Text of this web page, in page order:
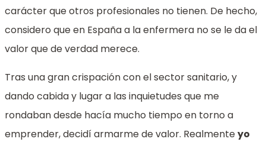
carácter que otros profesionales no tienen. De hecho,
considero que en España a la enfermera no se le da el
valor que de verdad merece.
Tras una gran crispación con el sector sanitario, y
dando cabida y lugar a las inquietudes que me
rondaban desde hacía mucho tiempo en torno a
emprender, decidí armarme de valor. Realmenteyo